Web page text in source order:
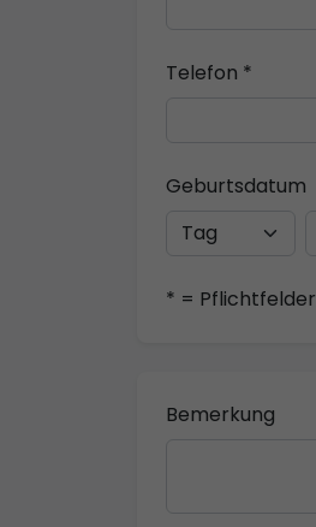
Telefon *
Geburtsdatum
* = Pflichtfelder
Bemerkung